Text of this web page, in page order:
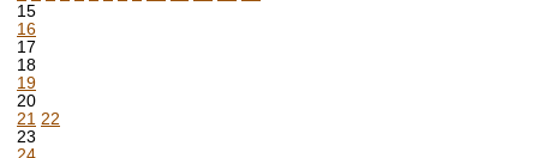
15
16
17
18
19
20
21 22
23